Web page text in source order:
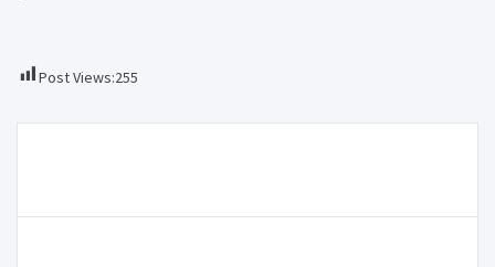
Post Views:255
artigos